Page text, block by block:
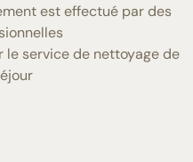
est effectué par des
le service de nettoyage de